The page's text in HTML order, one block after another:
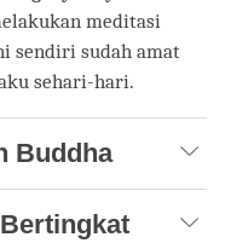
meditasi
sendiri sudah amat
sehari-hari.
Buddha